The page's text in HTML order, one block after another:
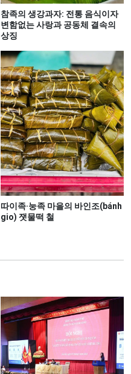
참족의 생강과자: 전통 음식이자
변함없는 사랑과 공동체 결속의
상징
따이족·눙족 마을의 바인조(bánh
gio) 잿물떡 철